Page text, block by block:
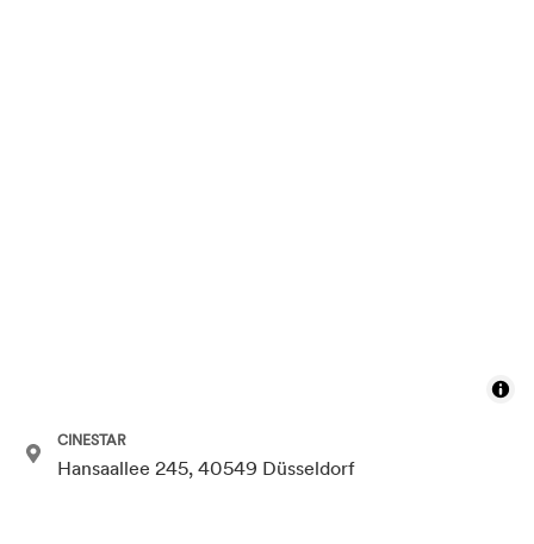
CINESTAR
Hansaallee 245, 40549 Düsseldorf